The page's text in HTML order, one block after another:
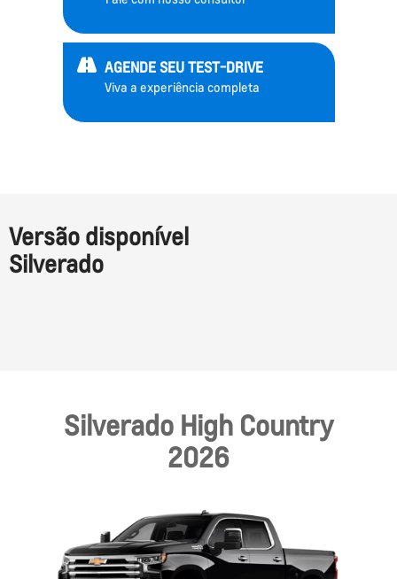
AGENDE SEU TEST-DRIVE
Viva a experiência completa
Versão disponível
Silverado
Silverado High Country
2026